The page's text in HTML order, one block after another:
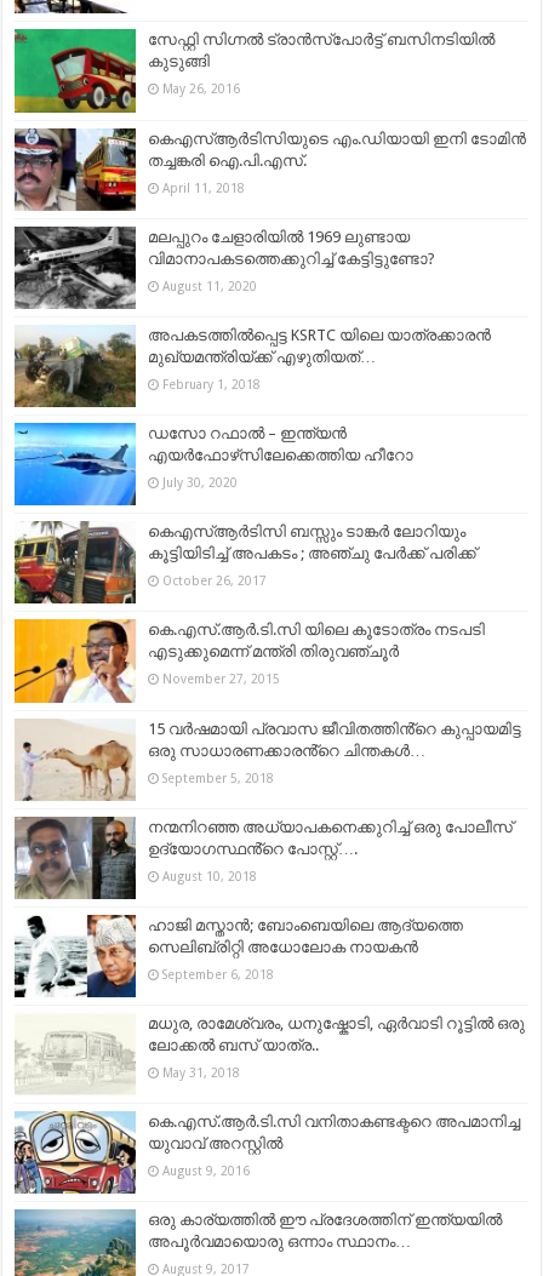
സേഫ്റ്റി സിഗ്നൽ ട്രാൻസ്പോർട്ട് ബസിനടിയിൽ
കുടുങ്ങി
May 26, 2016
കെഎസ്ആര്‍ടിസിയുടെ എം.ഡിയായി ഇനി ടോമിന്‍
തച്ചങ്കരി ഐ.പി.എസ്.
April 11, 2018
മലപ്പുറം ചേളാരിയിൽ 1969 ലുണ്ടായ
വിമാനാപകടത്തെക്കുറിച്ച് കേട്ടിട്ടുണ്ടോ?
August 11, 2020
അപകടത്തില്‍പ്പെട്ട KSRTC യിലെ യാത്രക്കാരന്‍
മുഖ്യമന്ത്രിയ്ക്ക് എഴുതിയത്…
February 1, 2018
ഡസോ റഫാൽ – ഇന്ത്യൻ
എയർഫോഴ്‌സിലേക്കെത്തിയ ഹീറോ
July 30, 2020
കെഎസ്ആര്‍ടിസി ബസ്സും ടാങ്കര്‍ ലോറിയും
കൂട്ടിയിടിച്ച് അപകടം ; അഞ്ചു പേര്‍ക്ക് പരിക്ക്
October 26, 2017
കെ.എസ്.ആര്‍.ടി.സി യിലെ കൂടോത്രം നടപടി
എടുക്കുമെന്ന് മന്ത്രി തിരുവഞ്ചൂര്‍
November 27, 2015
15 വർഷമായി പ്രവാസ ജീവിതത്തിൻ്റെ കുപ്പായമിട്ട
ഒരു സാധാരണക്കാരൻ്റെ ചിന്തകൾ…
September 5, 2018
നന്മനിറഞ്ഞ അധ്യാപകനെക്കുറിച്ച് ഒരു പോലീസ്
ഉദ്യോഗസ്ഥൻ്റെ പോസ്റ്റ്….
August 10, 2018
ഹാജി മസ്താന്‍; ബോംബെയിലെ ആദ്യത്തെ
സെലിബ്രിറ്റി അധോലോക നായകന്‍
September 6, 2018
മധുര, രാമേശ്വരം, ധനുഷ്കോടി, ഏർവാടി റൂട്ടിൽ ഒരു
ലോക്കൽ ബസ് യാത്ര..
May 31, 2018
കെ.എസ്.ആർ.ടി.സി വനിതാകണ്ടക്ടറെ അപമാനിച്ച
യുവാവ് അറസ്റ്റിൽ
August 9, 2016
ഒരു കാര്യത്തില്‍ ഈ പ്രദേശത്തിന്‌ ഇന്ത്യയില്‍
അപൂര്‍വമായൊരു ഒന്നാം സ്ഥാനം…
August 9, 2017